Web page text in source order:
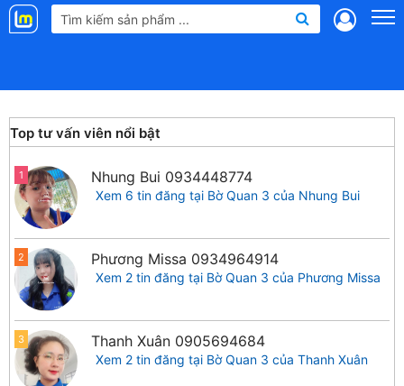
Landmap
Top tư vấn viên nổi bật
1 Nhung Bui 0934448774
Xem 6 tin đăng tại Bờ Quan 3 của Nhung Bui
2 Phương Missa 0934964914
Xem 2 tin đăng tại Bờ Quan 3 của Phương Missa
3 Thanh Xuân 0905694684
Xem 2 tin đăng tại Bờ Quan 3 của Thanh Xuân